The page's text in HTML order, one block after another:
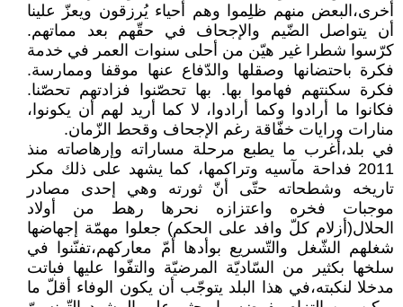
أخرى،البعض منهم ظلِموا وهم أحياء يُرزقون ويعزّ علينا
أن يتواصل الضّيم والإجحاف في حقّهم بعد مماتهم.
كرّسوا شطرا غير هيّن من أحلى سنوات العمر في خدمة
فكرة باحتضانها وصقلها والدّفاع عنها موقفا وممارسة.
فكرة سكنتهم فهاموا بها. بها تحصّنوا فزادتهم تحصّنا.
فكانوا ما أرادوا وكما أرادوا، لا كما أريد لهم أن يكونوا،
منارات ورايات خفّاقة رغم الإجحاف وقحط الزّمان.
في بلد،أغرب ما يطبع مرحلة مساراته وإرهاصاته منذ
2011 فداحة مآسيه وتراكمها، كما يشهد على ذلك مكر
تاريخه وشطحاته حتّى أنّ ثورته وهي إحدى مصادر
موجبات فخره واعتزازه نحرها رهط من أولاد
الحلال(أزلام كلّ وافد على الحكم) جعلوا مهمّة إجهاضها
شغلهم الشّغل والتّسريع بوأدها أمّ معاركهم،تفنّنوا في
سلخها بكثير من السّاديّة المرضيّة والتفّوا عليها فباتت
مدخلا لنكبته،في هذا البلد يتوجّب أن يكون الوفاء أقلّ ما